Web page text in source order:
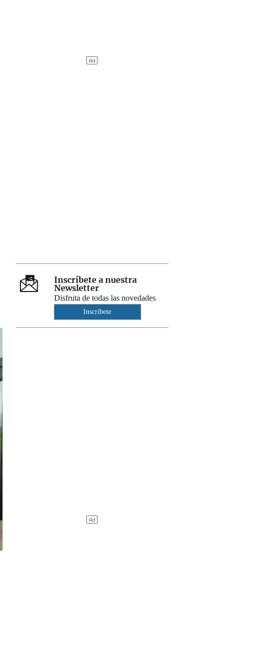
Inscríbete a nuestra
Newsletter
Disfruta de todas las novedades
Inscríbete